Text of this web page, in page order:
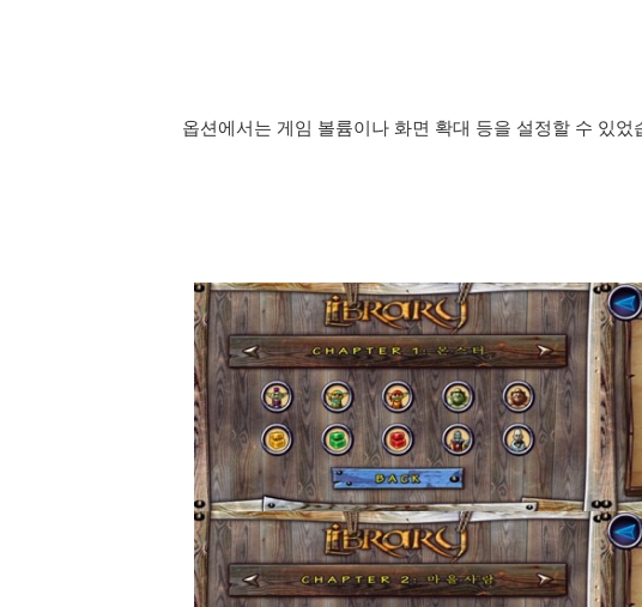
옵션에서는 게임 볼륨이나 화면 확대 등을 설정할 수 있었